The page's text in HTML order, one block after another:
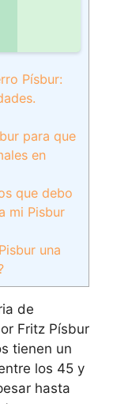
Písbur:
para que
en
que debo
mi Pisbur
una
de
Fritz Písbur
tienen un
los 45 y
hasta